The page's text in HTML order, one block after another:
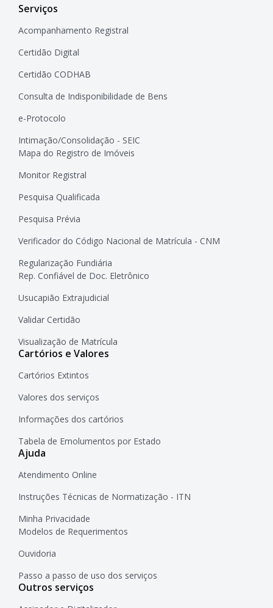
Serviços
Acompanhamento Registral
Certidão Digital
Certidão CODHAB
Consulta de Indisponibilidade de Bens
e-Protocolo
Intimação/Consolidação - SEIC
Mapa do Registro de Imóveis
Monitor Registral
Pesquisa Qualificada
Pesquisa Prévia
Verificador do Código Nacional de Matrícula - CNM
Regularização Fundiária
Rep. Confiável de Doc. Eletrônico
Usucapião Extrajudicial
Validar Certidão
Visualização de Matrícula
Cartórios e Valores
Cartórios Extintos
Valores dos serviços
Informações dos cartórios
Tabela de Emolumentos por Estado
Ajuda
Atendimento Online
Instruções Técnicas de Normatização - ITN
Minha Privacidade
Modelos de Requerimentos
Ouvidoria
Passo a passo de uso dos serviços
Outros serviços